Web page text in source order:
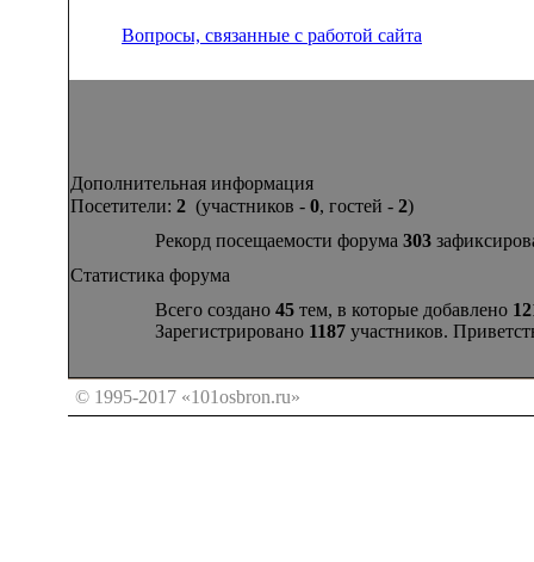
Вопросы, связанные с работой сайта
Дополнительная информация
Посетители: 2 (участников - 0, гостей - 2)
Рекорд посещаемости форума 303
Статистика форума
Всего создано 45 тем, в которые добавлено
Зарегистрировано 1187 участников.
© 1995-2017 «101osbron.ru»